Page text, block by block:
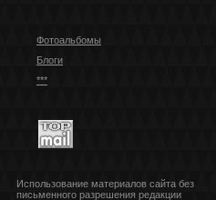
Фотоальбомы
Блоги
***
Использование материалов сайта без
письменного разрешения редакции